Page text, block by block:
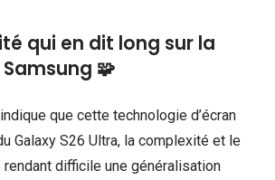
qui en dit long sur la
🧩
que cette technologie d’écran
Galaxy S26 Ultra, la complexité et le
difficile une généralisation